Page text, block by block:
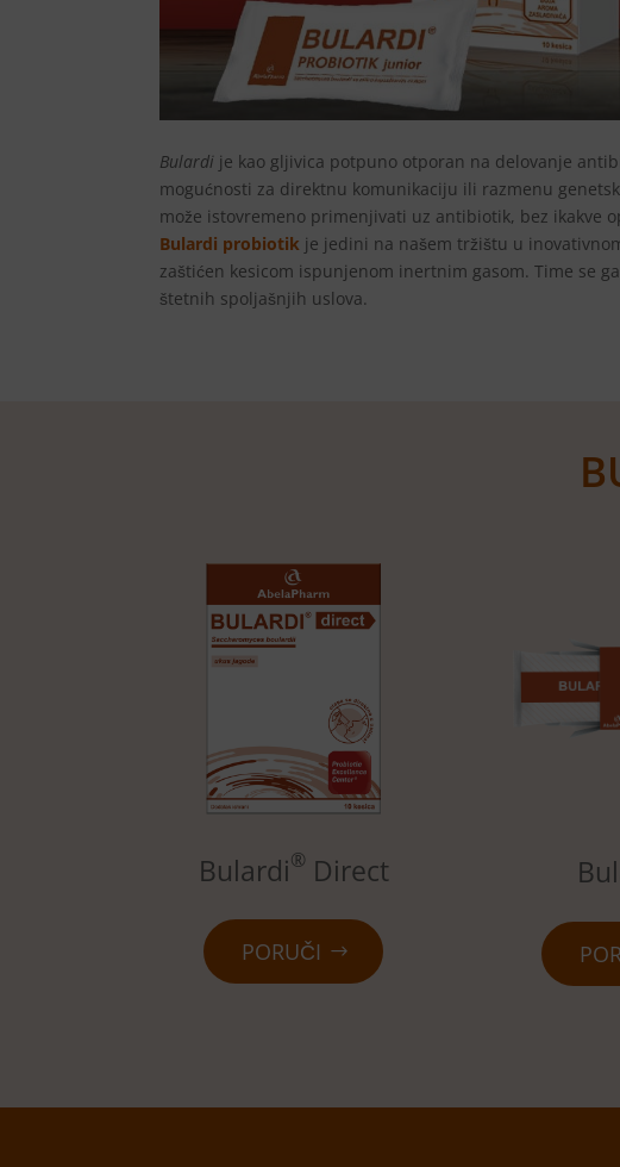
Bulardi je kao gljivica potpuno otporan na delovanje
mogućnosti za direktnu komunikaciju ili razmenu
može istovremeno primenjivati uz antibiotik, bez ikakve
Bulardi probiotik je jedini na našem tržištu u
zaštićen kesicom ispunjenom inertnim gasom. Time se
štetnih spoljašnjih uslova.
Bulardi® Direct
PORUČI